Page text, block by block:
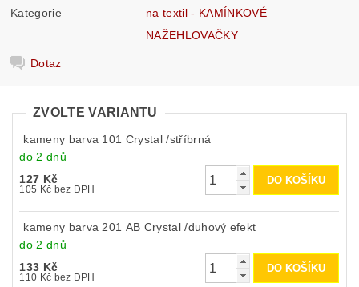
Kategorie
na textil - KAMÍNKOVÉ
NAŽEHLOVAČKY
Dotaz
ZVOLTE VARIANTU
kameny barva 101 Crystal /stříbrná
do 2 dnů
127 Kč
105 Kč bez DPH
kameny barva 201 AB Crystal /duhový efekt
do 2 dnů
133 Kč
110 Kč bez DPH